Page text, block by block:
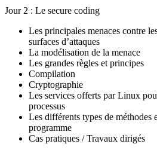
Jour 2 : Le secure coding
Les principales menaces contre
surfaces d’attaques
La modélisation de la menace
Les grandes règles et principes
Compilation
Cryptographie
Les services offerts par Linux
processus
Les différents types de méthodes
programme
Cas pratiques / Travaux dirigés